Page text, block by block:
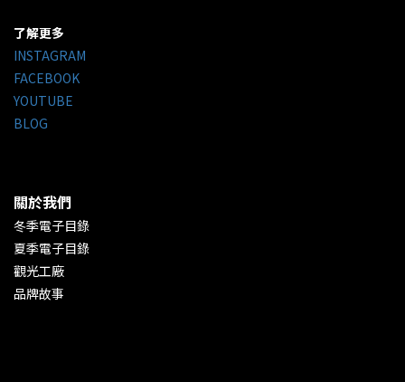
了解更多
INSTAGRAM
FACEBOOK
YOUTUBE
BLOG
關於我們
冬季電子目錄
夏季電子目錄
觀光工廠
品牌故事